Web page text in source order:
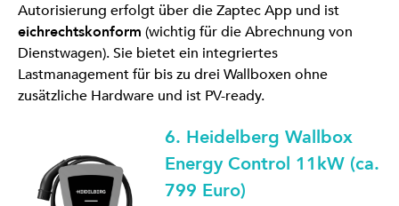
Autorisierung erfolgt über die Zaptec App und ist
eichrechtskonform (wichtig für die Abrechnung von
Dienstwagen). Sie bietet ein integriertes
Lastmanagement für bis zu drei Wallboxen ohne
zusätzliche Hardware und ist PV-ready.
6. Heidelberg Wallbox
Energy Control 11kW (ca.
799 Euro)